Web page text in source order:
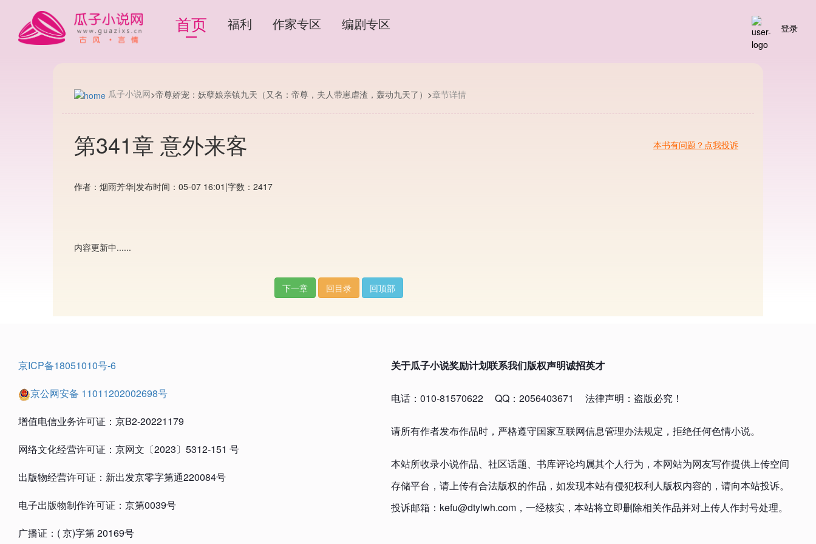
首页 福利 作家专区 编剧专区 登录
瓜子小说网>帝尊娇宠：妖孽娘亲镇九天（又名：帝尊，夫人带崽虐渣，轰动九天了） >章节详情
本书有问题？点我投诉
第341章 意外来客
作者：烟雨芳华|发布时间：05-07 16:01 |字数：2417
内容更新中......
下一章 回目录 回顶部
京ICP备18051010号-6
京公网安备 11011202002698号
增值电信业务许可证：京B2-20221179
网络文化经营许可证：京网文〔2023〕5312-151 号
出版物经营许可证：新出发京零字第通220084号
电子出版物制作许可证：京第0039号
广播证：( 京)字第 20169号
关于瓜子小说奖励计划联系我们版权声明诚招英才
电话：010-81570622 QQ：2056403671 法律声明：盗版必究！
请所有作者发布作品时，严格遵守国家互联网信息管理办法规定，拒绝任何色情小说。
本站所收录小说作品、社区话题、书库评论均属其个人行为，本网站为网友写作提供上传空间
存储平台，请上传有合法版权的作品，如发现本站有侵犯权利人版权内容的，请向本站投诉。
投诉邮箱：kefu@dtylwh.com，一经核实，本站将立即删除相关作品并对上传人作封号处理。